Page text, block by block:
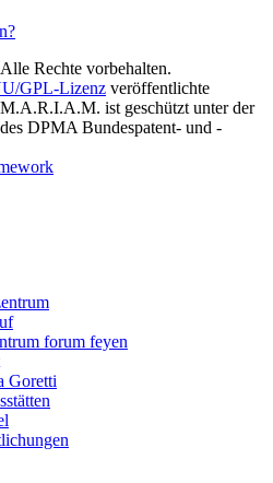
Rechte vorbehalten.
GPL-Lizenz veröffentlichte
ist geschützt unter der
des DPMA Bundespatent- und -
forum feyen
Goretti